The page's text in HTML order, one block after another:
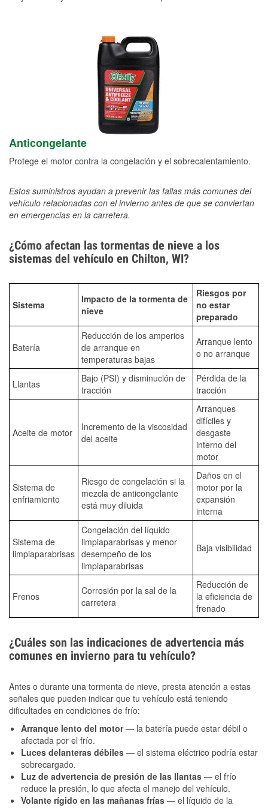
Anticongelante
Protege el motor contra la congelación y el sobrecalentamiento.
Estos suministros ayudan a prevenir las fallas más comunes del
vehículo relacionadas con el invierno antes de que se conviertan
en emergencias en la carretera.
¿Cómo afectan las tormentas de nieve a los
sistemas del vehículo en Chilton, WI?
Sistema
Impacto de la tormenta de
nieve
Riesgos por
no estar
preparado
Batería
Reducción de los amperios
de arranque en
temperaturas bajas
Arranque lento
o no arranque
Llantas
Bajo (PSI) y disminución de
tracción
Pérdida de la
tracción
Aceite de motor
Incremento de la viscosidad
del aceite
Arranques
difíciles y
desgaste
interno del
motor
Sistema de
enfriamiento
Riesgo de congelación si la
mezcla de anticongelante
está muy diluida
Daños en el
motor por la
expansión
interna
Sistema de
limpiaparabrisas
Congelación del líquido
limpiaparabrisas y menor
desempeño de los
limpiaparabrisas
Baja visibilidad
Frenos
Corrosión por la sal de la
carretera
Reducción de
la eficiencia de
frenado
¿Cuáles son las indicaciones de advertencia más
comunes en invierno para tu vehículo?
Antes o durante una tormenta de nieve, presta atención a estas
señales que pueden indicar que tu vehículo está teniendo
dificultades en condiciones de frío:
Arranque lento del motor— la batería puede estar débil o
afectada por el frío.
Luces delanteras débiles — el sistema eléctrico podría estar
sobrecargado.
Luz de advertencia de presión de las llantas — el frío
reduce la presión, lo que afecta el manejo del vehículo.
Volante rígido en las mañanas frías — el líquido de la